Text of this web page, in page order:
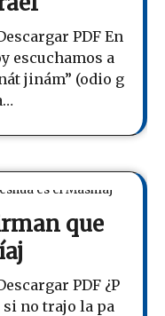
PDF En
escuchamos a
jinám” (odio g
que
PDF ¿P
si no trajo la pa